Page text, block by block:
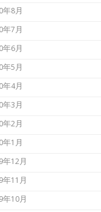
年8月
年7月
年6月
年5月
年4月
年3月
年2月
年1月
年12月
年11月
年10月